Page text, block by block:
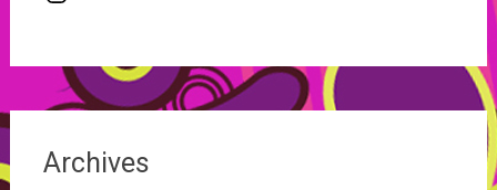
Archives